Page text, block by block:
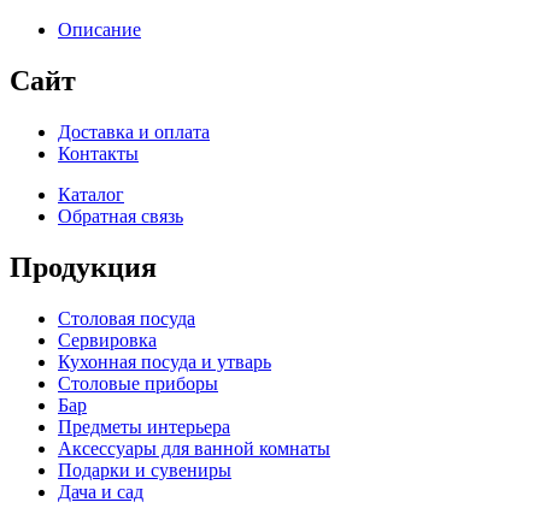
Описание
Сайт
Доставка и оплата
Контакты
Каталог
Обратная связь
Продукция
Столовая посуда
Сервировка
Кухонная посуда и утварь
Столовые приборы
Бар
Предметы интерьера
Аксессуары для ванной комнаты
Подарки и сувениры
Дача и сад